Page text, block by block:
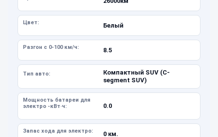
Цвет: Белый
Разгон с 0-100 км/ч: 8.5
Тип авто:
Компактный SUV (C-
segment SUV)
Мощность батареи для
электро -кВт·ч:
0.0
Запас хода для электро: 0 км.